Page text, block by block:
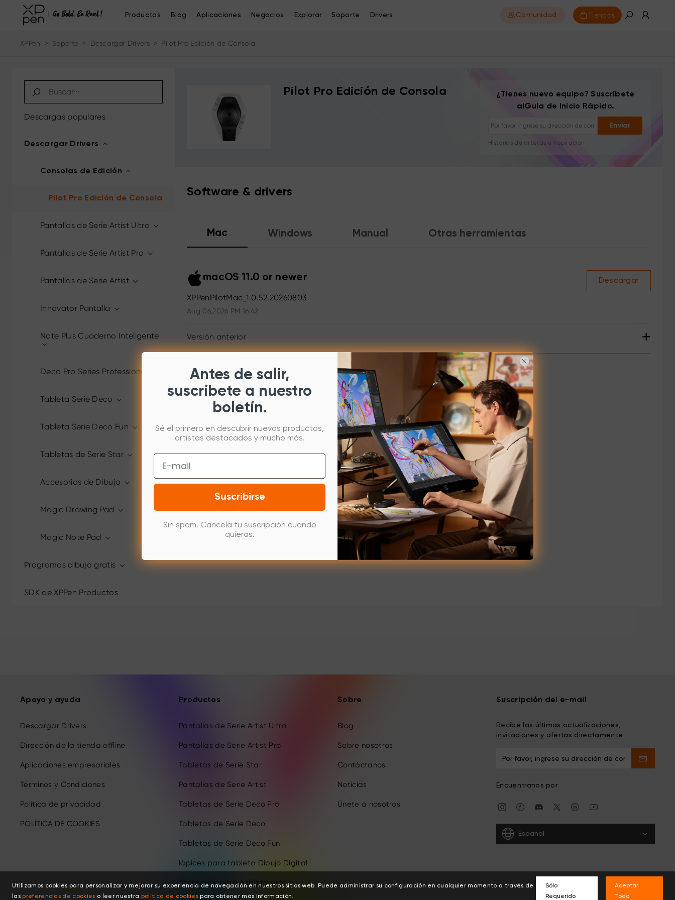
Productos Blog Aplicaciones Negocios Explorar Soporte Drivers Comunidad Tiendas
XPPen > Soporte > Descargar Drivers > Pilot Pro Edición de Consola
Descargas populares
Descargar Drivers
Consolas de Edición
Pilot Pro Edición de Consola
Pantallas de Serie Artist Ultra
Pantallas de Serie Artist Pro
Pantallas de Serie Artist
Innovator Pantalla
Note Plus Cuaderno Inteligente
Deco Pro Series Professionales
Tableta Serie Deco
Tableta Serie Deco Fun
Tabletas de Serie Star
Accesorios de Dibujo
Magic Drawing Pad
Magic Note Pad
Programas dibujo gratis
SDK de XPPen Productos
Pilot Pro Edición de Consola
¿Tienes nuevo equipo? Suscríbete
alGuía de Inicio Rápido.
Enviar
Darse de baja: con un clic en cualquier momento
Tutoriales de dibujo
Nuevos lanzamientos y ofertas
Historias de artistas e inspiración
Tu correo se usa solo para el contenido solicitado
Software & drivers
Mac Windows Manual Otras herramientas
macOS 11.0 or newer
XPPenPilotMac_1.0.52.20260803
Aug 06,2026 PM 16:42
Descargar
Versión anterior +
Apoyo y ayuda
Descargar Drivers
Dirección de la tienda offline
Aplicaciones empresariales
Términos y Condiciones
Política de privacidad
POLÍTICA DE COOKIES
Productos
Pantallas de Serie Artist Ultra
Pantallas de Serie Artist Pro
Tabletas de Serie Star
Pantallas de Serie Artist
Tabletas de Serie Deco Pro
Tabletas de Serie Deco
Tabletas de Serie Deco Fun
lápices para tableta Dibujo Digital
Accesorios para tableta gráfica
Sobre
Blog
Sobre nosotros
Contáctanos
Noticias
Únete a nosotros
Suscripción del e-mail
Recibe las últimas actualizaciones,
invitaciones y ofertas directamente
Encuentranos por
Español
Utilizamos cookies para personalizar y mejorar su experiencia de navegación en nuestros sitios web. Puede administrar su configuración en cualquier momento a través de
laspreferencias de cookies o leer nuestra política de cookiespara obtener más información.
Sólo
Requerido
Aceptar
Todo
Antes de salir,
suscríbete a nuestro
boletín.
Sé el primero en descubrir nuevos productos,
artistas destacados y mucho más.
Email
Suscribirse
Sin spam. Cancela tu suscripción cuando
quieras.